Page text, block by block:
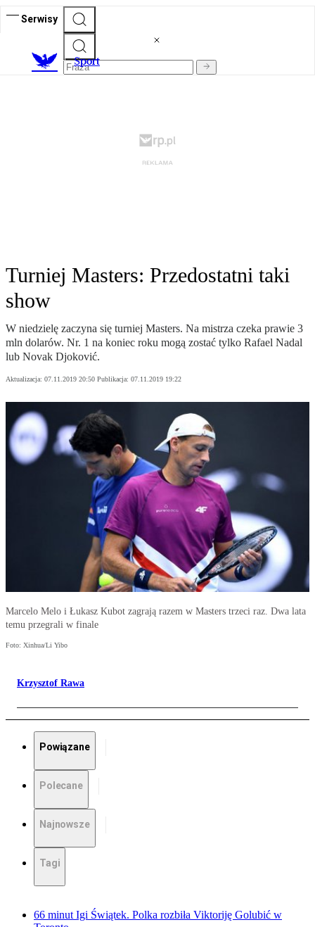
Serwisy
Sport
Turniej Masters: Przedostatni taki
show
W niedzielę zaczyna się turniej Masters. Na mistrza czeka prawie 3
mln dolarów. Nr. 1 na koniec roku mogą zostać tylko Rafael Nadal
lub Novak Djoković.
Aktualizacja: 07.11.2019 20:50 Publikacja: 07.11.2019 19:22
Marcelo Melo i Łukasz Kubot zagrają razem w Masters trzeci raz. Dwa lata
temu przegrali w finale
Foto: Xinhua/Li Yibo
Krzysztof Rawa
Powiązane
Polecane
Najnowsze
Tagi
66 minut Igi Świątek. Polka rozbiła Viktoriję Golubić w